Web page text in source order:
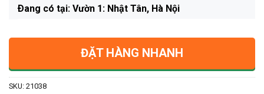
Ðang có tại: Vườn 1: Nhật Tân, Hà Nội
ĐẶT HÀNG NHANH
SKU: 21038